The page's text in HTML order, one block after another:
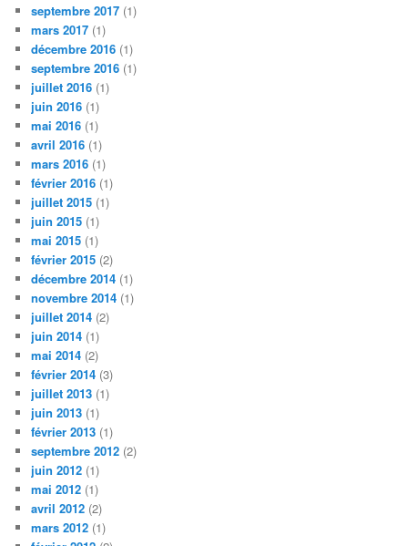
septembre 2017 (1)
mars 2017 (1)
décembre 2016 (1)
septembre 2016 (1)
juillet 2016 (1)
juin 2016 (1)
mai 2016 (1)
avril 2016 (1)
mars 2016 (1)
février 2016 (1)
juillet 2015 (1)
juin 2015 (1)
mai 2015 (1)
février 2015 (2)
décembre 2014 (1)
novembre 2014 (1)
juillet 2014 (2)
juin 2014 (1)
mai 2014 (2)
février 2014 (3)
juillet 2013 (1)
juin 2013 (1)
février 2013 (1)
septembre 2012 (2)
juin 2012 (1)
mai 2012 (1)
avril 2012 (2)
mars 2012 (1)